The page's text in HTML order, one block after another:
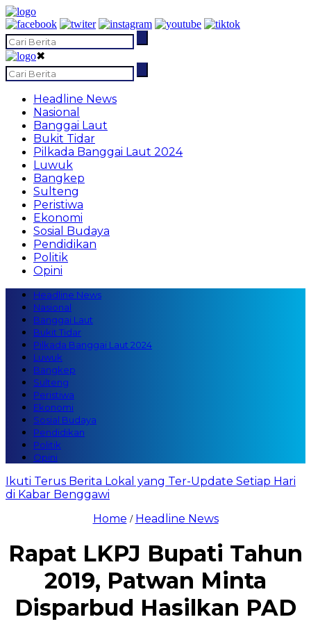
✖
Headline News
Nasional
Banggai Laut
Bukit Tidar
Pilkada Banggai Laut 2024
Luwuk
Bangkep
Sulteng
Peristiwa
Ekonomi
Sosial Budaya
Pendidikan
Politik
Opini
Headline News
Nasional
Banggai Laut
Bukit Tidar
Pilkada Banggai Laut 2024
Luwuk
Bangkep
Sulteng
Peristiwa
Ekonomi
Sosial Budaya
Pendidikan
Politik
Opini
Ikuti Terus Berita Lokal yang Ter-Update Setiap Hari
di Kabar Benggawi
Home / Headline News
Rapat LKPJ Bupati Tahun
2019, Patwan Minta
Disparbud Hasilkan PAD